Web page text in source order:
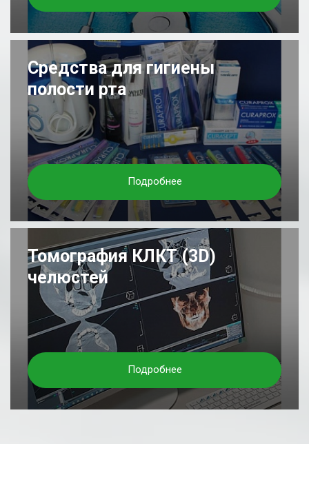
Средства для гигиены
полости рта
Подробнее
Томография КЛКТ (3D)
челюстей
Подробнее